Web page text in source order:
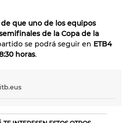
que uno de los equipos
de la Copa de la
se podrá seguir en ETB4
horas.